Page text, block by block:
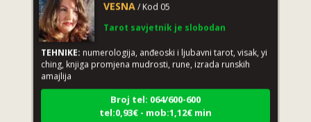
TEHNIKE:numerologija, anđeoski i ljubavni tarot, visak, yi
ching, knjiga promjena mudrosti, rune, izrada runskih
amajlija
Broj tel: 064/600-600
tel:0,93€ - mob:1,12€ min